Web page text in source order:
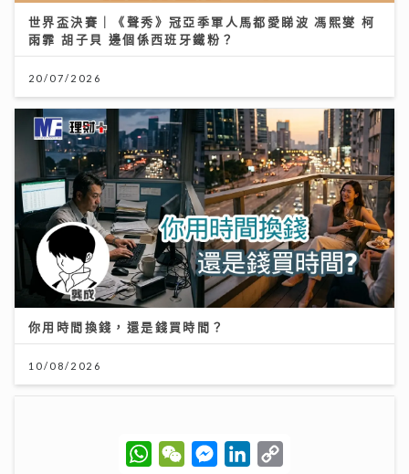
世界盃決賽｜《聲秀》冠亞季軍人馬都愛睇波 馮熙燮 柯
雨霏 胡子貝 邊個係西班牙鐵粉？
20/07/2026
你用時間換錢，還是錢買時間？
10/08/2026
W
h
W
e
M
e
L